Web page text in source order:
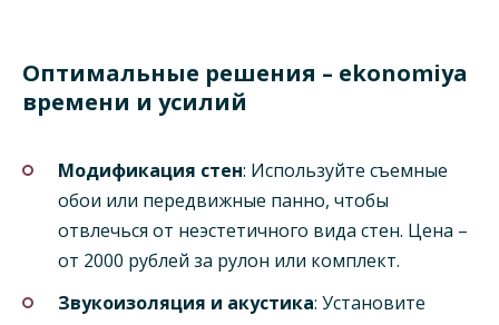
Оптимальные решения – ekonomiya
времени и усилий
Модификация стен: Используйте съемные
обои или передвижные панно, чтобы
отвлечься от неэстетичного вида стен. Цена –
от 2000 рублей за рулон или комплект.
Звукоизоляция и акустика: Установите